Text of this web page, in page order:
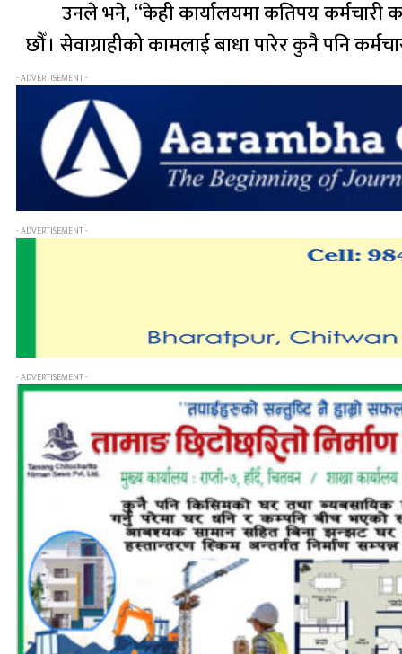
उनले भने, “केही कार्यालयमा कतिपय कर्मचारी
छौँ । सेवाग्राहीको कामलाई बाधा पारेर कुनै पनि
- ADVERTISEMENT -
- ADVERTISEMENT -
- ADVERTISEMENT -